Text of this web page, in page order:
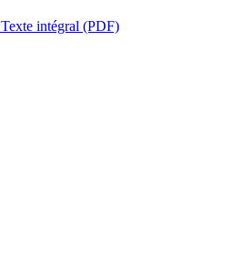
Texte intégral (PDF)